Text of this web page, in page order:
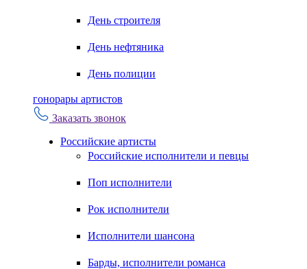
День строителя
День нефтяника
День полиции
гонорары артистов
Заказать звонок
Российские артисты
Российские исполнители и певцы
Поп исполнители
Рок исполнители
Исполнители шансона
Барды, исполнители романса